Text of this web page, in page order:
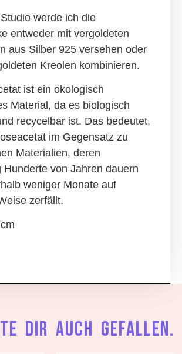
werde ich die
entweder mit vergoldeten
aus Silber 925 versehen oder
Kreolen kombinieren.
ist ein ökologisch
Material, da es biologisch
recycelbar ist. Das bedeutet,
im Gegensatz zu
Materialien, deren
Hunderte von Jahren dauern
weniger Monate auf
zerfällt.
dir auch gefallen.